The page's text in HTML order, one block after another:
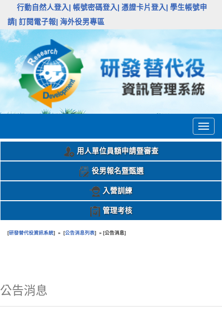
行動自然人登入| 帳號密碼登入| 憑證卡片登入|
學生帳號申
請| 訂閱電子報| 海外役男專區
用人單位員額申請暨審查
役男報名暨甄選
入營訓練
管理考核
[研發替代役資訊系統] » [公告消息列表] » [公告消息]
公告消息